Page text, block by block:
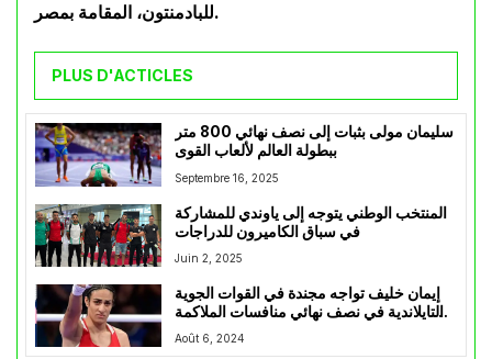
للبادمنتون، المقامة بمصر.
PLUS D'ACTICLES
سليمان مولى بثبات إلى نصف نهائي 800 متر
ببطولة العالم لألعاب القوى
Septembre 16, 2025
المنتخب الوطني يتوجه إلى ياوندي للمشاركة
في سباق الكاميرون للدراجات
Juin 2, 2025
إيمان خليف تواجه مجندة في القوات الجوية
التايلاندية في نصف نهائي منافسات الملاكمة
Août 6, 2024